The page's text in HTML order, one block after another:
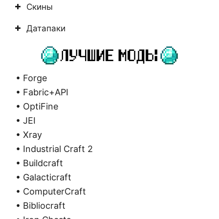
Скины
Датапаки
• Forge
• Fabric+API
• OptiFine
• JEI
• Xray
• Industrial Craft 2
• Buildcraft
• Galacticraft
• ComputerCraft
• Bibliocraft